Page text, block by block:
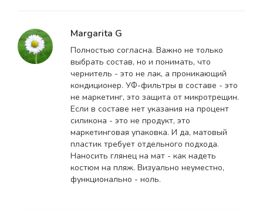
Margarita G
Полностью согласна. Важно не только
выбрать состав, но и понимать, что
чернитель - это не лак, а проникающий
кондиционер. УФ-фильтры в составе - это
не маркетинг, это защита от микротрещин.
Если в составе нет указания на процент
силикона - это не продукт, это
маркетинговая упаковка. И да, матовый
пластик требует отдельного подхода.
Наносить глянец на мат - как надеть
костюм на пляж. Визуально неуместно,
функционально - ноль.